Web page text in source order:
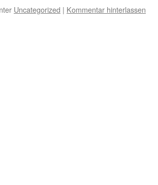
Uncategorized | Kommentar hinterlassen